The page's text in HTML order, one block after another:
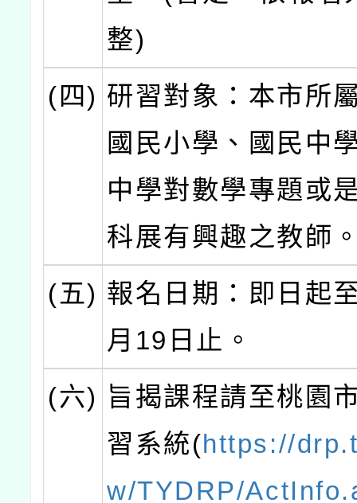
整)
(四) 研習對象：本市所
國民小學、國民中
中學對數學專題或
科展有興趣之教師
(五) 報名日期：即日起
月19日止。
(六) 旨揭課程請至桃園
習系統(https://
w/TYDRP/